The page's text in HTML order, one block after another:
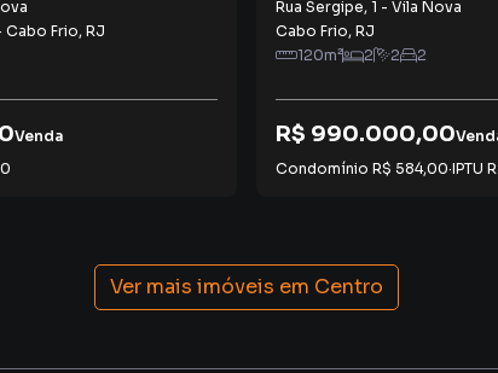
· Cabo Frio, RJ
Venda
Rua Sergipe, 1 - Vila Nova
Cabo Frio, RJ
120m² 2 2 2
R$ 990.000,00
Condomínio R$ 584,00·IPTU
Ver mais imóveis em Centro